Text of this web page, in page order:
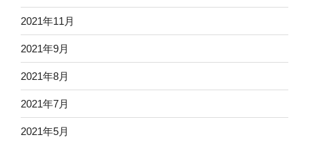
2021年11月
2021年9月
2021年8月
2021年7月
2021年5月